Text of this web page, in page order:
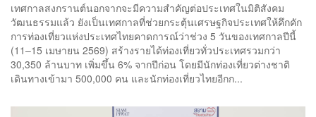
เทศกาลสงกรานต์นอกจากจะมีความสำคัญต่อประเทศในมิติสังคม
วัฒนธรรมแล้ว ยังเป็นเทศกาลที่ช่วยกระตุ้นเศรษฐกิจประเทศให้คึกคัก
การท่องเที่ยวแห่งประเทศไทยคาดการณ์ว่าช่วง 5 วันของเทศกาลปีนี้
(11–15 เมษายน 2569) สร้างรายได้ท่องเที่ยวทั่วประเทศรวมกว่า
30,350 ล้านบาท เพิ่มขึ้น 6% จากปีก่อน โดยมีนักท่องเที่ยวต่างชาติ
เดินทางเข้ามา 500,000 คน และนักท่องเที่ยวไทยอีกก...